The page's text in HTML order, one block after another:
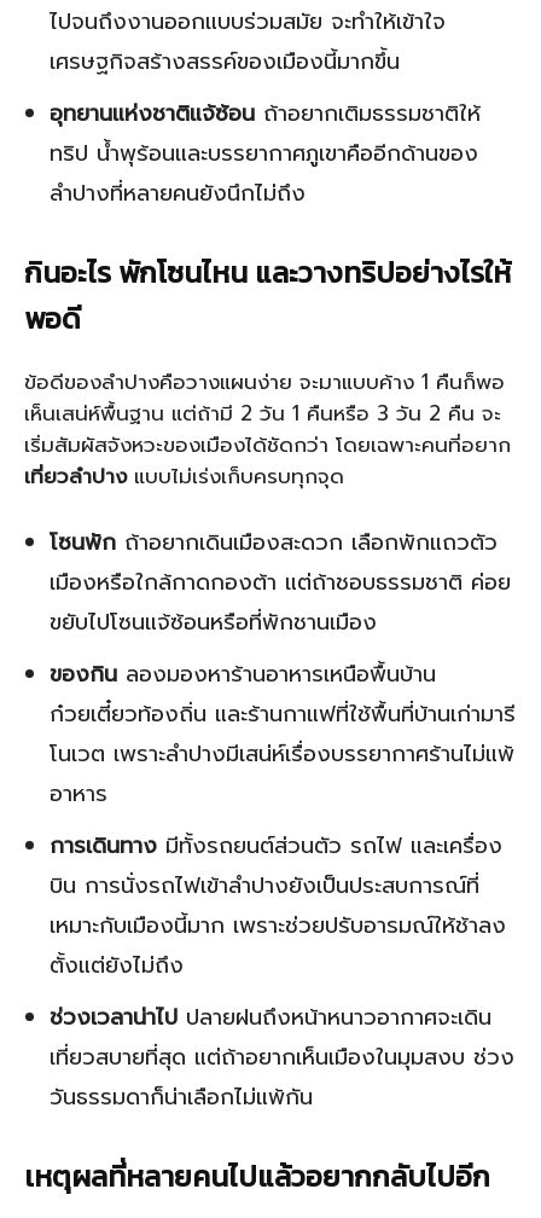
ไปจนถึงงานออกแบบร่วมสมัย จะทำให้เข้าใจ
เศรษฐกิจสร้างสรรค์ของเมืองนี้มากขึ้น
อุทยานแห่งชาติแจ้ซ้อน ถ้าอยากเติมธรรมชาติให้
ทริป น้ำพุร้อนและบรรยากาศภูเขาคืออีกด้านของ
ลำปางที่หลายคนยังนึกไม่ถึง
กินอะไร พักโซนไหน และวางทริปอย่างไรให้
พอดี
ข้อดีของลำปางคือวางแผนง่าย จะมาแบบค้าง 1 คืนก็พอ
เห็นเสน่ห์พื้นฐาน แต่ถ้ามี 2 วัน 1 คืนหรือ 3 วัน 2 คืน จะ
เริ่มสัมผัสจังหวะของเมืองได้ชัดกว่า โดยเฉพาะคนที่อยาก
เที่ยวลำปางแบบไม่เร่งเก็บครบทุกจุด
โซนพัก ถ้าอยากเดินเมืองสะดวก เลือกพักแถวตัว
เมืองหรือใกล้กาดกองต้า แต่ถ้าชอบธรรมชาติ ค่อย
ขยับไปโซนแจ้ซ้อนหรือที่พักชานเมือง
ของกิน ลองมองหาร้านอาหารเหนือพื้นบ้าน
ก๋วยเตี๋ยวท้องถิ่น และร้านกาแฟที่ใช้พื้นที่บ้านเก่ามารี
โนเวต เพราะลำปางมีเสน่ห์เรื่องบรรยากาศร้านไม่แพ้
อาหาร
การเดินทาง มีทั้งรถยนต์ส่วนตัว รถไฟ และเครื่อง
บิน การนั่งรถไฟเข้าลำปางยังเป็นประสบการณ์ที่
เหมาะกับเมืองนี้มาก เพราะช่วยปรับอารมณ์ให้ช้าลง
ตั้งแต่ยังไม่ถึง
ช่วงเวลาน่าไป ปลายฝนถึงหน้าหนาวอากาศจะเดิน
เที่ยวสบายที่สุด แต่ถ้าอยากเห็นเมืองในมุมสงบ ช่วง
วันธรรมดาก็น่าเลือกไม่แพ้กัน
เหตุผลที่หลายคนไปแล้วอยากกลับไปอีก